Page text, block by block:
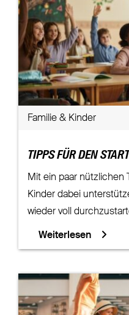
Familie & Kinder
TIPPS FÜR DEN
Mit ein paar nützlichen
Kinder dabei
wieder voll
Weiterlesen